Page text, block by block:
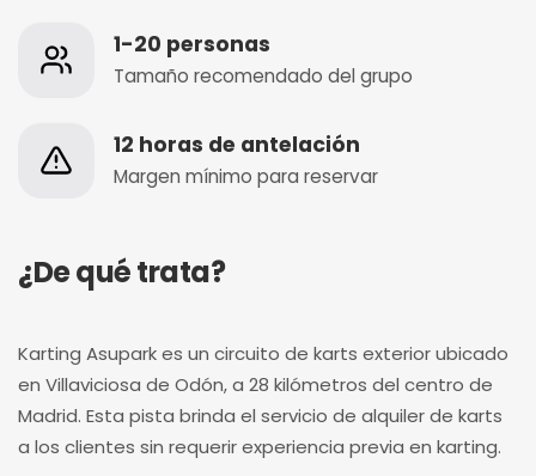
1-20 personas
Tamaño recomendado del grupo
12 horas de antelación
Margen mínimo para reservar
¿De qué trata?
Karting Asupark es un circuito de karts exterior ubicado
en Villaviciosa de Odón, a 28 kilómetros del centro de
Madrid. Esta pista brinda el servicio de alquiler de karts
a los clientes sin requerir experiencia previa en karting.